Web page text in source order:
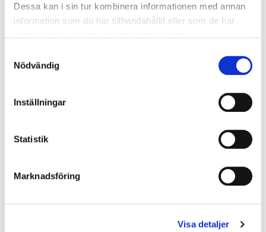
Dessa kan i sin tur kombinera informationen med annan
information som du har tillhandahållit eller som de har
Nödvändig
Inställningar
Statistik
Marknadsföring
Visa detaljer